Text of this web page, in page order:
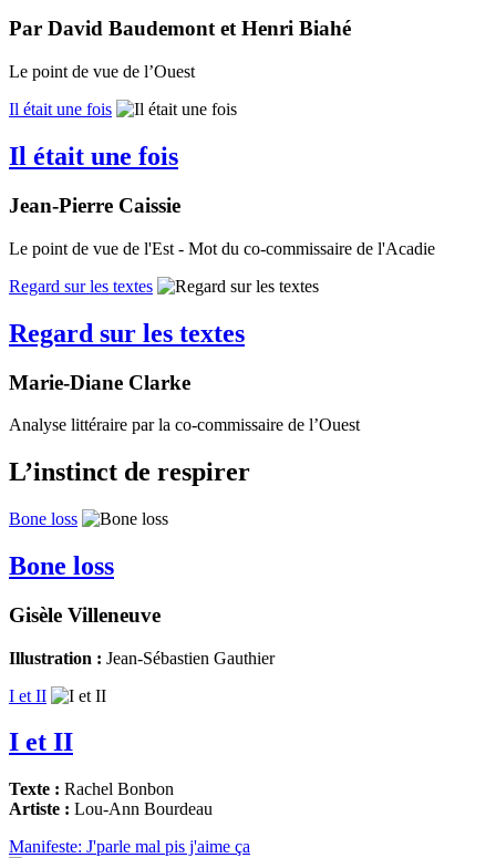
Par David Baudemont et Henri Biahé
Le point de vue de l’Ouest
Il était une fois
Il était une fois
Jean-Pierre Caissie
Le point de vue de l'Est - Mot du co-commissaire de l'Acadie
Regard sur les textes
Regard sur les textes
Marie-Diane Clarke
Analyse littéraire par la co-commissaire de l’Ouest
L’instinct de respirer
Bone loss
Bone loss
Gisèle Villeneuve
Illustration : Jean-Sébastien Gauthier
I et II
I et II
Texte : Rachel Bonbon
Artiste : Lou-Ann Bourdeau
Manifeste: J'parle mal pis j'aime ça